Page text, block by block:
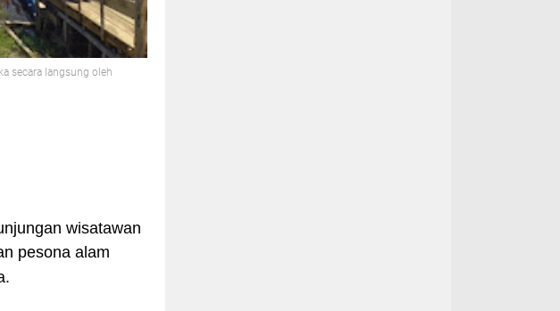
secara langsung oleh
wisatawan
pesona alam